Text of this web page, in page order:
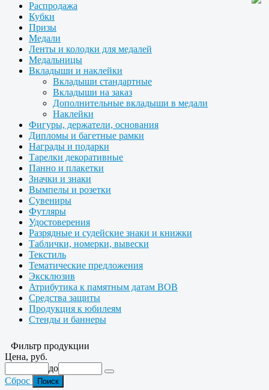
Распродажа
Кубки
Призы
Медали
Ленты и колодки для медалей
Медальницы
Вкладыши и наклейки
Вкладыши стандартные
Вкладыши на заказ
Дополнительные вкладыши в медали
Наклейки
Фигуры, держатели, основания
Дипломы и багетные рамки
Награды и подарки
Тарелки декоративные
Панно и плакетки
Значки и знаки
Вымпелы и розетки
Сувениры
Футляры
Удостоверения
Разрядные и судейские знаки и книжки
Таблички, номерки, вывески
Текстиль
Тематические предложения
Эксклюзив
Атрибутика к памятным датам ВОВ
Средства защиты
Продукция к юбилеям
Стенды и баннеры
Фильтр продукции
Цена, руб.
до
Сброс